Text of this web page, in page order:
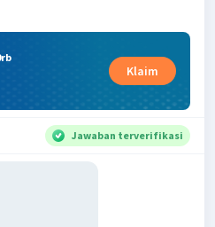
Klaim
Jawaban terverifikasi